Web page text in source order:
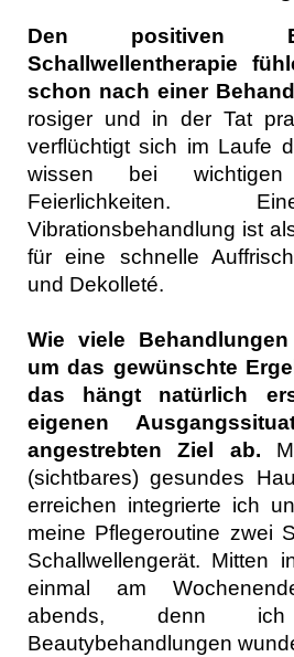
Den positiven
Schallwellentherapie
schon nach einer
rosiger und in der Tat
verflüchtigt sich im Laufe
wissen bei
Feierlichkeiten.
Vibrationsbehandlung ist
für eine schnelle
und Dekolleté.
Wie viele
um das gewünschte
das hängt natürlich
eigenen
angestrebten Ziel ab.
(sichtbares) gesundes
erreichen integrierte ich
meine Pflegeroutine zwei
Schallwellengerät. Mitten
einmal am
abends, denn
Beautybehandlungen